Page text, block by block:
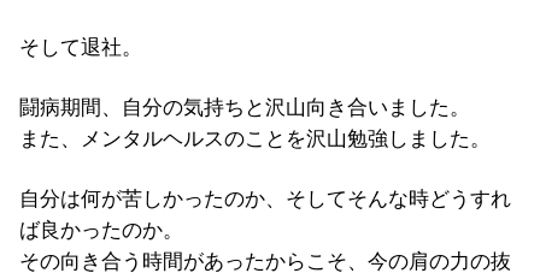
そして退社。
闘病期間、自分の気持ちと沢山向き合いました。
また、メンタルヘルスのことを沢山勉強しました。
自分は何が苦しかったのか、そしてそんな時どうすれ
ば良かったのか。
その向き合う時間があったからこそ、今の肩の力の抜